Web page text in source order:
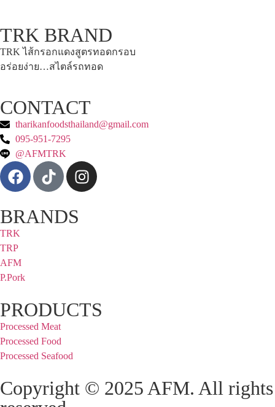
TRK BRAND
TRK ไส้กรอกแดงสูตรทอดกรอบ
อร่อยง่าย…สไตล์รถทอด
CONTACT
tharikanfoodsthailand@gmail.com
095-951-7295
@AFMTRK
BRANDS
TRK
TRP
AFM
P.Pork
PRODUCTS
Processed Meat
Processed Food
Processed Seafood
Copyright © 2025 AFM. All rights